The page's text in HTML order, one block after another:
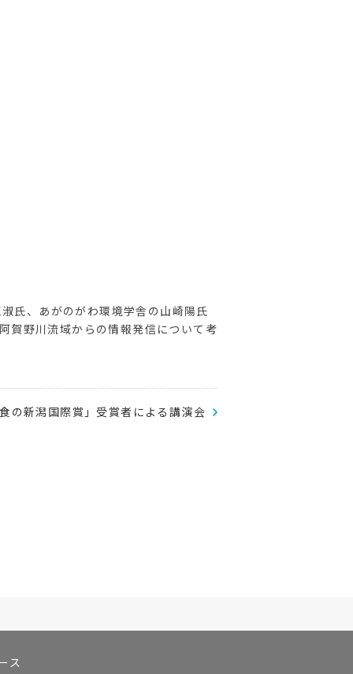
氏、あがのがわ環境学舎の山崎陽氏
賀野川流域からの情報発信について考
食の新潟国際賞」受賞者による講演会
ス